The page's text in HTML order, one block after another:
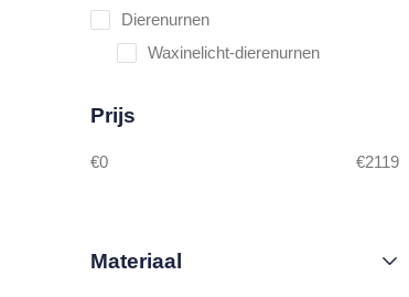
Dierenurnen
Waxinelicht-dierenurnen
Prijs
€0 €2119
Materiaal